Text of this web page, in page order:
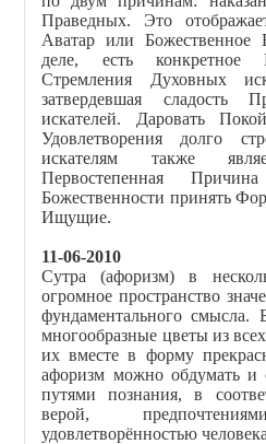
Праведных. Это
Аватар или
деле, есть конкретное
Стремления Духовных
затвердевшая сладость
искателей. Даровать
Удовлетворения долго
искателям также
Первостепенная
Божественности принять
Ищущие.
11-06-2010
Сутра (афоризм) в
огромное пространство
фундаментального смысла.
многообразные цветы из
их вместе в форму
афоризм можно обдумать и
путями познания, в
верой,
удовлетворённостью